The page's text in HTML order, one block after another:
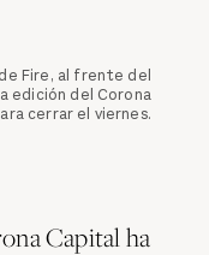
Fire, al frente del
edición del Corona
cerrar el viernes.
Capital ha